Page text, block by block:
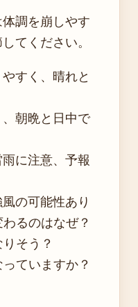
調を崩しやす
てください。
すく、晴れと
朝晩と日中で
に注意、予報
の可能性あり
るのはなぜ？
そう？
ていますか？